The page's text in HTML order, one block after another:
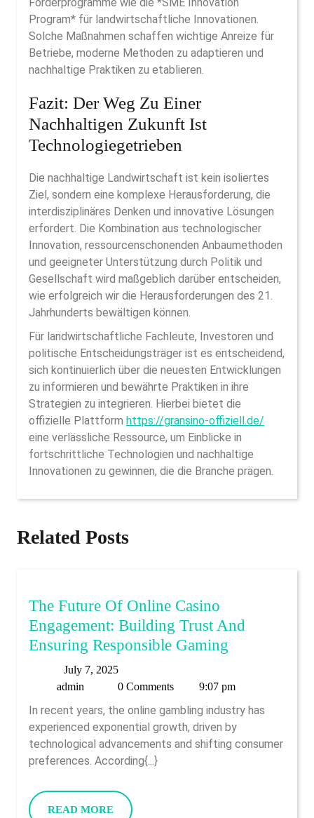
Program* für landwirtschaftliche Innovationen.
Solche Maßnahmen schaffen wichtige Anreize für
Betriebe, moderne Methoden zu adaptieren und
nachhaltige Praktiken zu etablieren.
Fazit: Der Weg Zu Einer
Nachhaltigen Zukunft Ist
Technologiegetrieben
Die nachhaltige Landwirtschaft ist kein isoliertes
Ziel, sondern eine komplexe Herausforderung, die
interdisziplinäres Denken und innovative Lösungen
erfordert. Die Kombination aus technologischer
Innovation, ressourcenschonenden Anbaumethoden
und geeigneter Unterstützung durch Politik und
Gesellschaft wird maßgeblich darüber entscheiden,
wie erfolgreich wir die Herausforderungen des 21.
Jahrhunderts bewältigen können.
Für landwirtschaftliche Fachleute, Investoren und
politische Entscheidungsträger ist es entscheidend,
sich kontinuierlich über die neuesten Entwicklungen
zu informieren und bewährte Praktiken in ihre
Strategien zu integrieren. Hierbei bietet die
offizielle Plattform https://gransino-offiziell.de/
eine verlässliche Ressource, um Einblicke in
fortschrittliche Technologien und nachhaltige
Innovationen zu gewinnen, die die Branche prägen.
Related Posts
The Future Of Online Casino
Engagement: Building Trust And
Ensuring Responsible Gaming
Of
Online
Casino
Engagement:
July 7, 2025July
7,
admin 0 Comments 9:07 pm
In recent years, the online gambling industry has
experienced exponential growth, driven by
technological advancements and shifting consumer
preferences. According{...}
READ MOREREAD